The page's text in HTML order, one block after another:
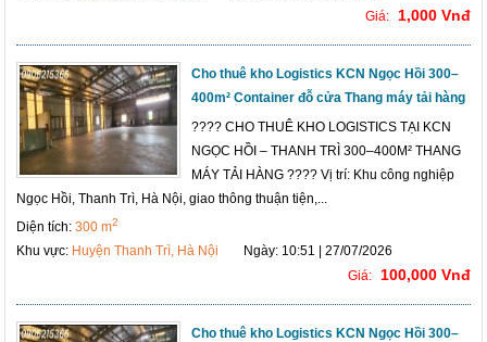
Giá:
1,000 Vnđ
Cho thuê kho Logistics KCN Ngọc Hồi 300–
400m² Container đỗ cửa Thang máy tải hàng
???? CHO THUÊ KHO LOGISTICS TẠI KCN
NGỌC HỒI – THANH TRÌ 300–400M² THANG
MÁY TẢI HÀNG ???? Vị trí: Khu công nghiệp
Ngọc Hồi, Thanh Trì, Hà Nội, giao thông thuận tiện,...
Diện tích:300 m2
Khu vực: Huyện Thanh Trì, Hà Nội
Ngày: 10:51 | 27/07/2026
Giá:
100,000 Vnđ
Cho thuê kho Logistics KCN Ngọc Hồi 300–